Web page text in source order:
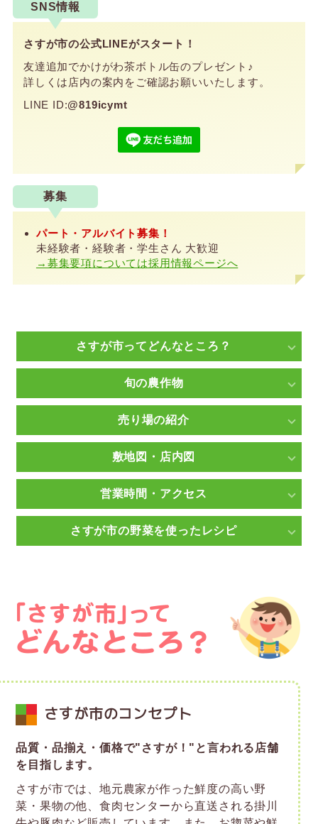
SNS情報
さすが市の公式LINEがスタート！
友達追加でかけがわ茶ボトル缶のプレゼント♪
詳しくは店内の案内をご確認お願いいたします。
LINE ID:@819icymt
募集
パート・アルバイト募集！
未経験者・経験者・学生さん 大歓迎
→募集要項については採用情報ページへ
さすが市ってどんなところ？
旬の農作物
売り場の紹介
敷地図・店内図
営業時間・アクセス
さすが市の野菜を使ったレシピ
さすが市のコンセプト
品質・品揃え・価格で"さすが！"と言われる店舗
を目指します。
さすが市では、地元農家が作った鮮度の高い野
菜・果物の他、食肉センターから直送される掛川